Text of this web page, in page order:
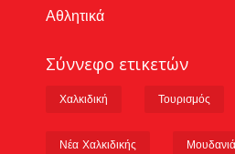
Αθλητικά
Σύννεφο ετικετών
Χαλκιδική Τουρισμός
Νέα Χαλκιδικής Μουδανιά